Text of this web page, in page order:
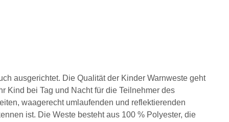
ausgerichtet. Die Qualität der Kinder Warnweste geht
Kind bei Tag und Nacht für die Teilnehmer des
waagerecht umlaufenden und reflektierenden
ist. Die Weste besteht aus 100 % Polyester, die